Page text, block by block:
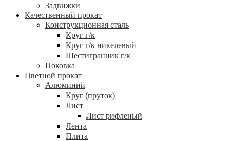
Задвижки
Качественный прокат
Конструкционная сталь
Круг г/к
Круг г/к никелевый
Шестигранник г/к
Поковка
Цветной прокат
Алюминий
Круг (пруток)
Лист
Лист рифленый
Лента
Плита